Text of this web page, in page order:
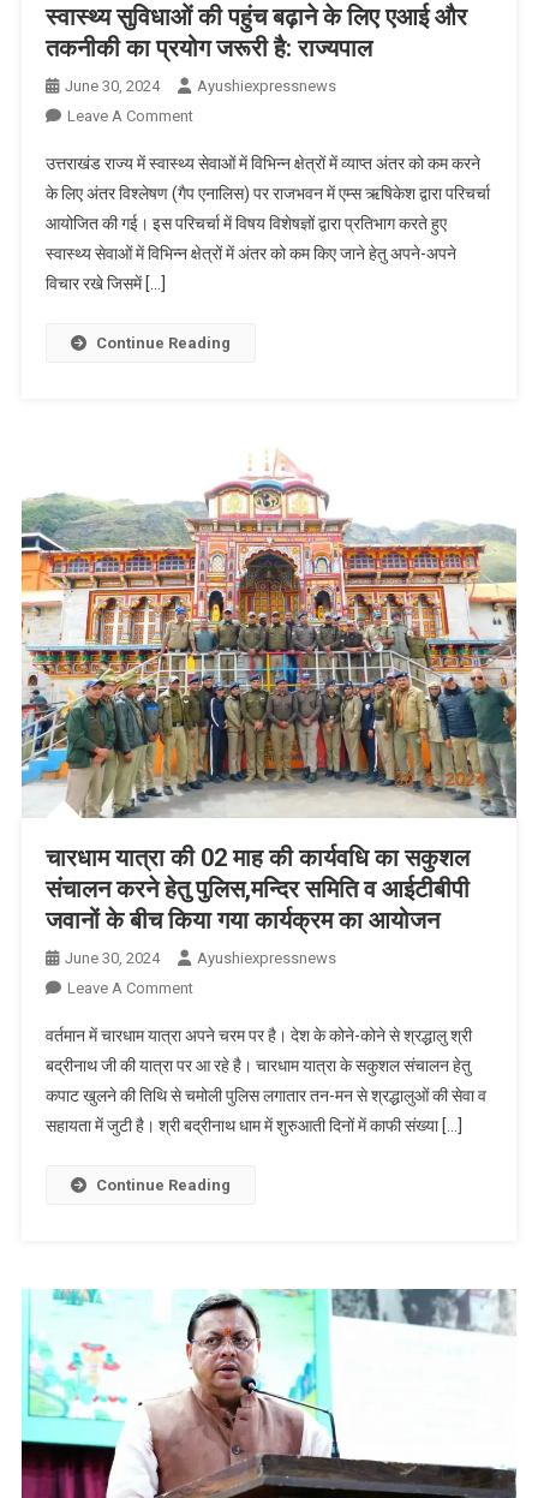
स्वास्थ्य सुविधाओं की पहुंच बढ़ाने के लिए एआई और
तकनीकी का प्रयोग जरूरी है: राज्यपाल
June 30, 2024
Ayushiexpressnews
Leave A CommentOn
सुविधाओं
की
पहुंच
बढ़ाने
एआई
है:
राज्यपाल
उत्तराखंड राज्य में स्वास्थ्य सेवाओं में विभिन्न क्षेत्रों में व्याप्त अंतर को कम करने
के लिए अंतर विश्लेषण (गैप एनालिस) पर राजभवन में एम्स ऋषिकेश द्वारा परिचर्चा
आयोजित की गई। इस परिचर्चा में विषय विशेषज्ञों द्वारा प्रतिभाग करते हुए
स्वास्थ्य सेवाओं में विभिन्न क्षेत्रों में अंतर को कम किए जाने हेतु अपने-अपने
विचार रखे जिसमें […]
Continue Reading
चारधाम यात्रा की 02 माह की कार्यवधि का सकुशल
संचालन करने हेतु पुलिस,मन्दिर समिति व आईटीबीपी
जवानों के बीच किया गया कार्यक्रम का आयोजन
June 30, 2024
Ayushiexpressnews
Leave A CommentOn
यात्रा
की
02
माह
कार्यवधि
करने
हेतु
पुलिस,मन्दिर
समिति
व
आईटीबीपी
जवानों
के
वर्तमान में चारधाम यात्रा अपने चरम पर है। देश के कोने-कोने से श्रद्धालु श्री
बद्रीनाथ जी की यात्रा पर आ रहे है। चारधाम यात्रा के सकुशल संचालन हेतु
कपाट खुलने की तिथि से चमोली पुलिस लगातार तन-मन से श्रद्धालुओं की सेवा व
सहायता में जुटी है। श्री बद्रीनाथ धाम में शुरुआती दिनों में काफी संख्या […]
Continue Reading